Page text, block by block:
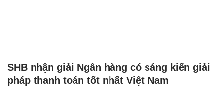
SHB nhận giải Ngân hàng có sáng kiến giải
pháp thanh toán tốt nhất Việt Nam